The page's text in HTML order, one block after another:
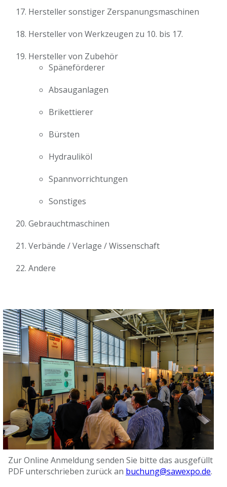
Hersteller sonstiger Zerspanungsmaschinen
Hersteller von Werkzeugen zu 10. bis 17.
Hersteller von Zubehör
Späneförderer
Absauganlagen
Brikettierer
Bürsten
Hydrauliköl
Spannvorrichtungen
Sonstiges
Gebrauchtmaschinen
Verbände / Verlage / Wissenschaft
Andere
Zur Online Anmeldung senden Sie bitte das ausgefüllt
PDF unterschrieben zurück an buchung@sawexpo.de.